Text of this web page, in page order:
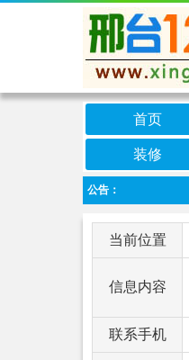
首页
装修
公告：
当前位置
信息内容
联系手机